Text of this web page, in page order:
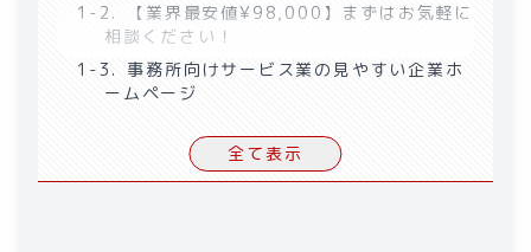
1-2 .
【業界最安値¥98,000】まずはお気軽に
相談ください！
1-3.
事務所向けサービス業の見やすい企業ホ
ームページ
小売業の見やすい企業ホームページ
全て表示